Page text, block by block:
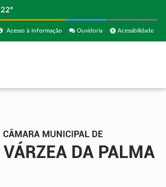
22º
Acessibilidade
Ouvidoria
Acesso à Informação